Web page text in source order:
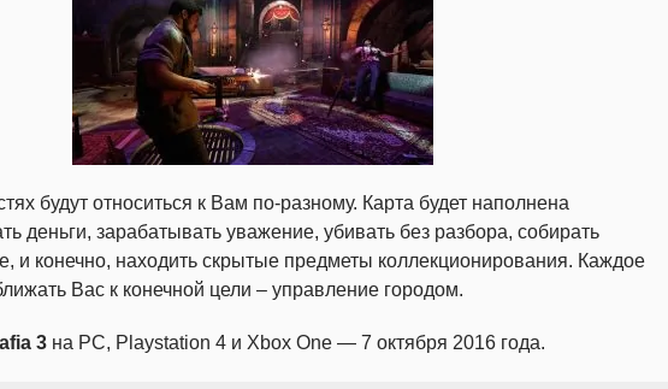
будут относиться к Вам по-разному. Карта будет наполнена
деньги, зарабатывать уважение, убивать без разбора, собирать
и конечно, находить скрытые предметы коллекционирования. Каждое
Вас к конечной цели – управление городом.
3 на PC, Playstation 4 и Xbox One — 7 октября 2016 года.